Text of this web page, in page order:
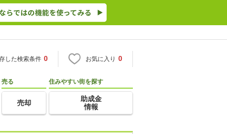
した検索条件 0 お気に入り 0
売る
売却
住みやすい街を探す
助成金
情報